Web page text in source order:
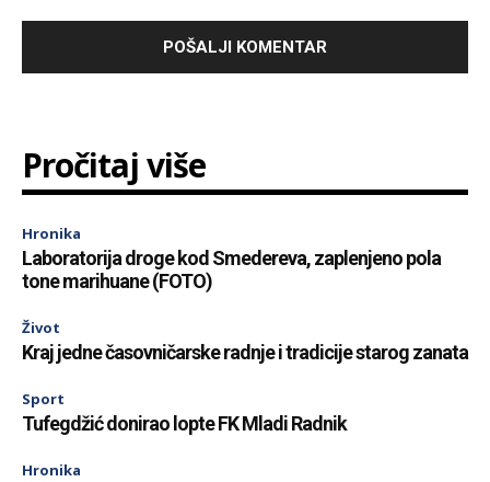
Pročitaj više
Hronika
Laboratorija droge kod Smedereva, zaplenjeno pola
tone marihuane (FOTO)
Život
Kraj jedne časovničarske radnje i tradicije starog zanata
Sport
Tufegdžić donirao lopte FK Mladi Radnik
Hronika